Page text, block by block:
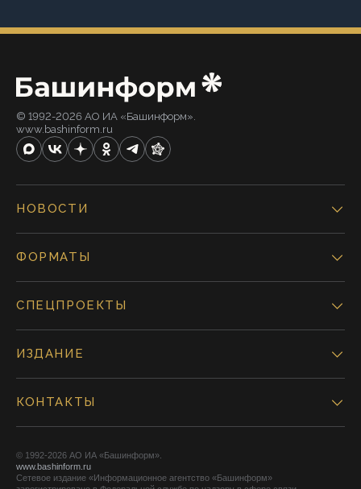
© 1992-2026 АО ИА «Башинформ».
www.bashinform.ru
НОВОСТИ
ФОРМАТЫ
СПЕЦПРОЕКТЫ
ИЗДАНИЕ
КОНТАКТЫ
© 1992-2026 АО ИА «Башинформ».
www.bashinform.ru
Сетевое издание «Информационное агентство «Башинформ»